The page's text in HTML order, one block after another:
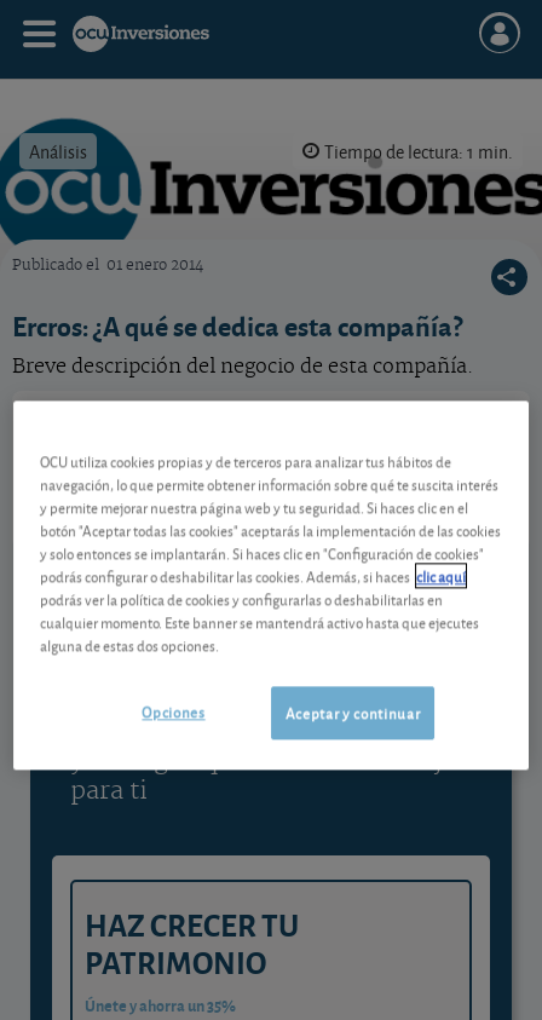
Análisis Tiempo de lectura: 1 min.
Publicado el 01 enero 2014
Ercros: ¿A qué se dedica esta compañía?
Breve descripción del negocio de esta compañía.
07/08/2026 Madrid
Ver detalladamente
Contenido reservado a SOCIOS
Gestiona tu dinero con visión
experta
para ti
HAZ CRECER TU
PATRIMONIO
Únete y ahorra un 35%
OCU utiliza cookies propias y de terceros para analizar tus hábitos de
navegación, lo que permite obtener información sobre qué te suscita interés
y permite mejorar nuestra página web y tu seguridad. Si haces clic en el
botón "Aceptar todas las cookies" aceptarás la implementación de las cookies
y solo entonces se implantarán. Si haces clic en "Configuración de cookies"
podrás configurar o deshabilitar las cookies. Además, si haces clic aquí
podrás ver la política de cookies y configurarlas o deshabilitarlas en
cualquier momento. Este banner se mantendrá activo hasta que ejecutes
alguna de estas dos opciones.
Aceptar y continuar
Opciones